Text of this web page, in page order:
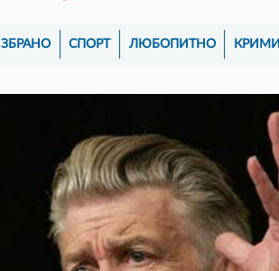
СПОРТ ЛЮБОПИТНО КРИМИ